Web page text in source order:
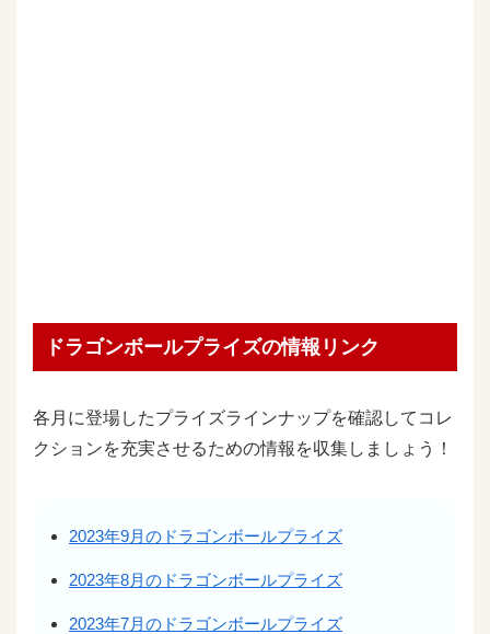
ドラゴンボールプライズの情報リンク
各月に登場したプライズラインナップを確認してコレ
クションを充実させるための情報を収集しましょう！
2023年9月のドラゴンボールプライズ
2023年8月のドラゴンボールプライズ
2023年7月のドラゴンボールプライズ